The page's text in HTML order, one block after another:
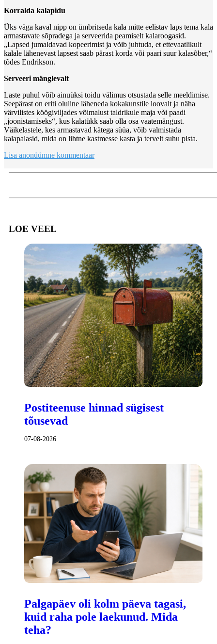
Korralda kalapidu
Üks väga kaval nipp on ümbritseda kala mitte eelistav laps tema kala
armastavate sõpradega ja serveerida peamiselt kalaroogasid.
„Lapsed jumaldavad kopeerimist ja võib juhtuda, et ettevaatlikult
kalale lähenevast lapsest saab pärast korda või paari suur kalasõber,“
tõdes Endrikson.
Serveeri mänglevalt
Laste puhul võib ainuüksi toidu välimus otsustada selle meeldimise.
Seepärast on eriti oluline läheneda kokakunstile loovalt ja näha
värvilistes köögiviljades võimalust taldrikule maja või paadi
„joonistamiseks“, kus kalatükk saab olla osa vaatemängust.
Väikelastele, kes armastavad kätega süüa, võib valmistada
kalapalasid, mida on lihtne kastmesse kasta ja tervelt suhu pista.
Lisa anonüümne kommentaar
LOE VEEL
Postiteenuse hinnad sügisest
tõusevad
07-08-2026
Palgapäev oli kolm päeva tagasi,
kuid raha pole laekunud. Mida
teha?